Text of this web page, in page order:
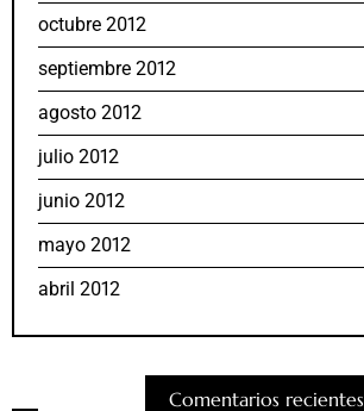
octubre 2012
septiembre 2012
agosto 2012
julio 2012
junio 2012
mayo 2012
abril 2012
Comentarios recientes